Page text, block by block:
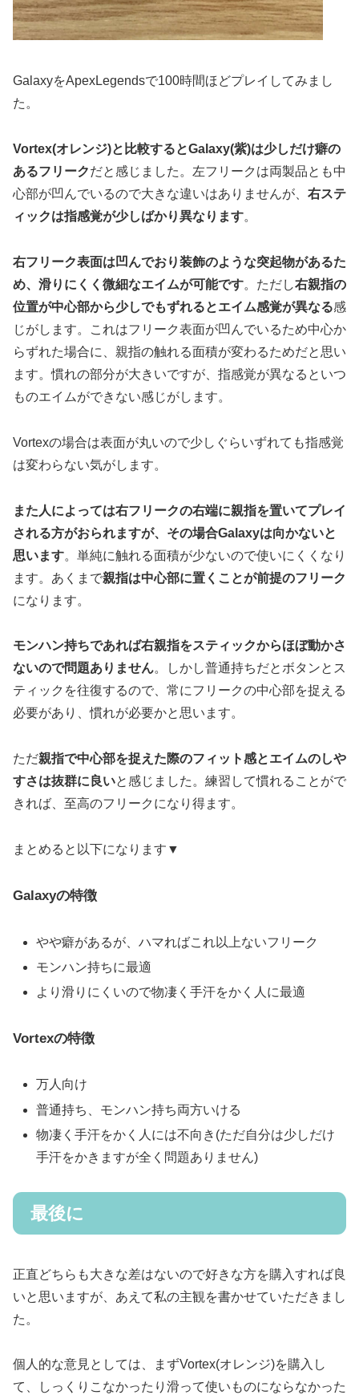
GalaxyをApexLegendsで100時間ほどプレイしてみまし
た。
Vortex(オレンジ)と比較するとGalaxy(紫)は少しだけ癖の
あるフリークだと感じました。左フリークは両製品とも中
心部が凹んでいるので大きな違いはありませんが、 右ステ
ィックは指感覚が少しばかり異なります。
右フリーク表面は凹んでおり装飾のような突起物があるた
め、滑りにくく微細なエイムが可能です。ただし右親指の
位置が中心部から少しでもずれるとエイム感覚が異なる感
じがします。これはフリーク表面が凹んでいるため中心か
らずれた場合に、親指の触れる面積が変わるためだと思い
ます。慣れの部分が大きいですが、指感覚が異なるといつ
ものエイムができない感じがします。
Vortexの場合は表面が丸いので少しぐらいずれても指感覚
は変わらない気がします。
また人によっては右フリークの右端に親指を置いてプレイ
される方がおられますが、その場合Galaxyは向かないと
思います。単純に触れる面積が少ないので使いにくくなり
ます。あくまで親指は中心部に置くことが前提のフリーク
になります。
モンハン持ちであれば右親指をスティックからほぼ動かさ
ないので問題ありません。しかし普通持ちだとボタンとス
ティックを往復するので、常にフリークの中心部を捉える
必要があり、慣れが必要かと思います。
ただ親指で中心部を捉えた際のフィット感とエイムのしや
すさは抜群に良いと感じました。練習して慣れることがで
きれば、至高のフリークになり得ます。
まとめると以下になります▼
Galaxyの特徴
やや癖があるが、ハマればこれ以上ないフリーク
モンハン持ちに最適
より滑りにくいので物凄く手汗をかく人に最適
Vortexの特徴
万人向け
普通持ち、モンハン持ち両方いける
物凄く手汗をかく人には不向き(ただ自分は少しだけ
手汗をかきますが全く問題ありません)
最後に
正直どちらも大きな差はないので好きな方を購入すれば良
いと思いますが、あえて私の主観を書かせていただきまし
た。
個人的な意見としては、まずVortex(オレンジ)を購入し
て、しっくりこなかったり滑って使いものにならなかった